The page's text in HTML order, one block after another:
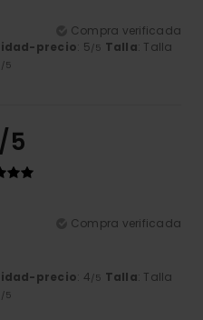
Compra verificada
precio: 5/5 Talla: Talla
/5
/5
Compra verificada
precio: 4/5 Talla: Talla
/5